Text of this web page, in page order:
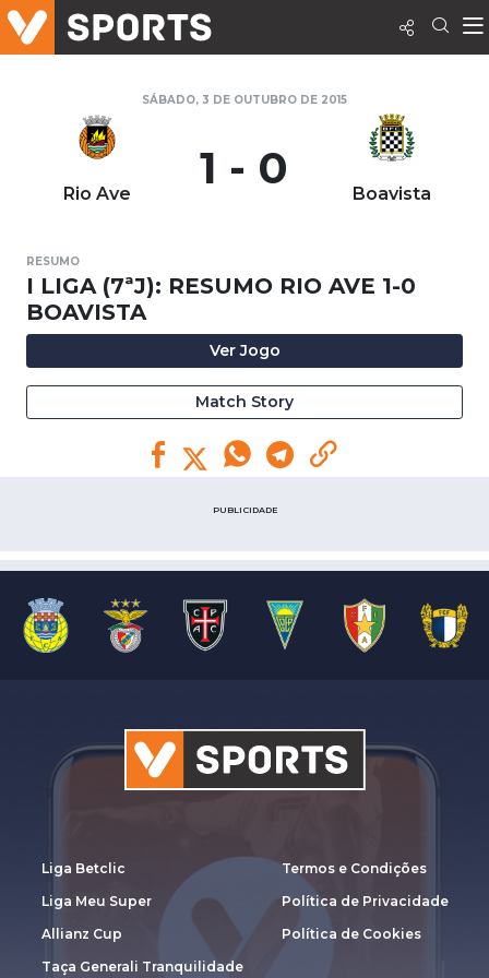
SÁBADO, 3 DE OUTUBRO DE 2015
Rio Ave 1 - 0 Boavista
RESUMO
I LIGA (7ªJ): RESUMO RIO AVE 1-0
BOAVISTA
Ver Jogo
Match Story
PUBLICIDADE
Liga Betclic
Liga Meu Super
Allianz Cup
Taça Generali Tranquilidade
Termos e Condições
Política de Privacidade
Política de Cookies